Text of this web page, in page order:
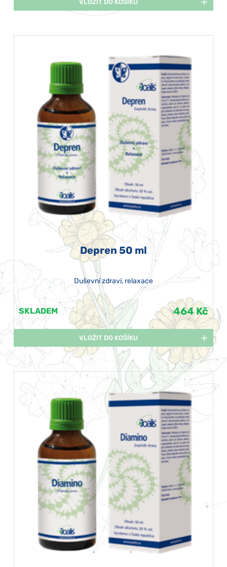
VLOŽIT DO KOŠÍKU
Depren 50 ml
Duševní zdraví, relaxace
SKLADEM 464 Kč
VLOŽIT DO KOŠÍKU